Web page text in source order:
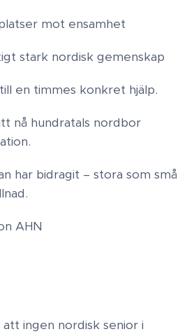
mot ensamhet
stark nordisk gemenskap
en timmes konkret hjälp.
nå hundratals nordbor
har bidragit – stora som små
❤️
AHN
att ingen nordisk senior i